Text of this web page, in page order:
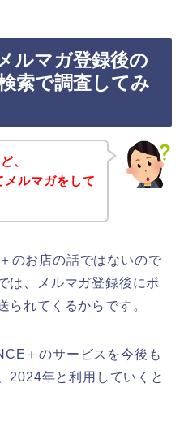
ルマガ登録後の
索で調査してみ
、
ルマガをして
のお店の話ではないので
は、メルマガ登録後にボ
られてくるからです。
＋のサービスを今後も
2024年と利用していくと